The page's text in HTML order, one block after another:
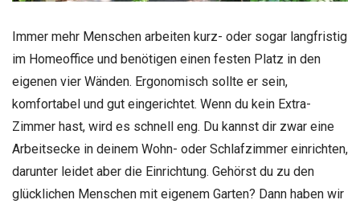
Immer mehr Menschen arbeiten kurz- oder sogar langfristig
im Homeoffice und benötigen einen festen Platz in den
eigenen vier Wänden. Ergonomisch sollte er sein,
komfortabel und gut eingerichtet. Wenn du kein Extra-
Zimmer hast, wird es schnell eng. Du kannst dir zwar eine
Arbeitsecke in deinem Wohn- oder Schlafzimmer einrichten,
darunter leidet aber die Einrichtung. Gehörst du zu den
glücklichen Menschen mit eigenem Garten? Dann haben wir